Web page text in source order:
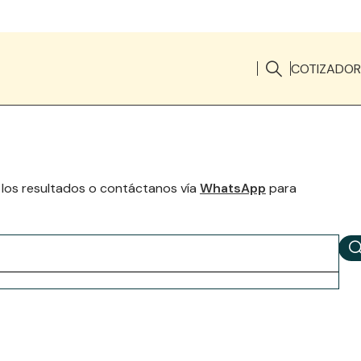
COTIZADOR
resultados o contáctanos vía WhatsApp para